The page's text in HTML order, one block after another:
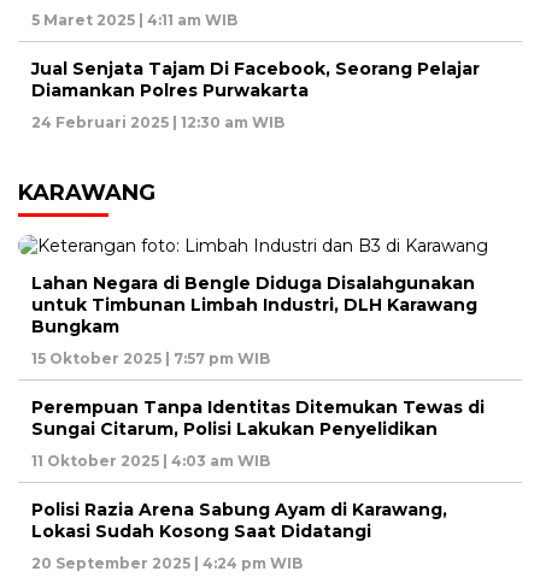
5 Maret 2025 | 4:11 am WIB
Jual Senjata Tajam Di Facebook, Seorang Pelajar
Diamankan Polres Purwakarta
24 Februari 2025 | 12:30 am WIB
KARAWANG
Lahan Negara di Bengle Diduga Disalahgunakan
untuk Timbunan Limbah Industri, DLH Karawang
Bungkam
15 Oktober 2025 | 7:57 pm WIB
Perempuan Tanpa Identitas Ditemukan Tewas di
Sungai Citarum, Polisi Lakukan Penyelidikan
11 Oktober 2025 | 4:03 am WIB
Polisi Razia Arena Sabung Ayam di Karawang,
Lokasi Sudah Kosong Saat Didatangi
20 September 2025 | 4:24 pm WIB